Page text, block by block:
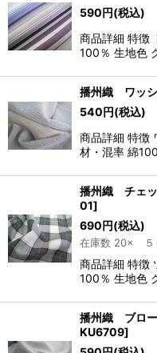
590円(税込)
商品詳細 特徴
100％ 生地色
播州織 ワッ
540円(税込)
商品詳細 特徴
材・混率 綿
播州織 チェ
01]
690円(税込)
在庫数 20× ５
商品詳細 特徴
100％ 生地色
播州織 ブロ
KU6709]